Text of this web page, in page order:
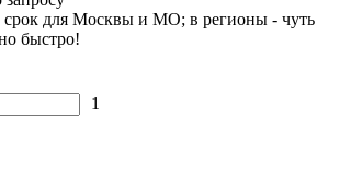
для Москвы и МО; в регионы - чуть
быстро!
1